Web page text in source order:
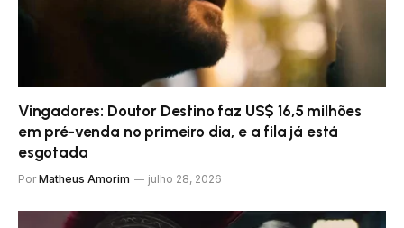
Vingadores: Doutor Destino faz US$ 16,5 milhões
em pré-venda no primeiro dia, e a fila já está
esgotada
Por Matheus Amorim julho 28, 2026